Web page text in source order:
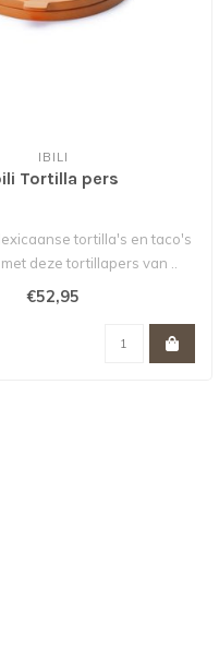
IBILI
Tortilla pers
tortilla's en taco's
deze tortillapers van ..
€52,95